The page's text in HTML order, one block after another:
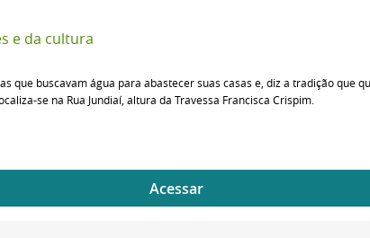
e da cultura
que buscavam água para abastecer suas casas e, diz a tradição que
se na Rua Jundiaí, altura da Travessa Francisca Crispim.
Acessar